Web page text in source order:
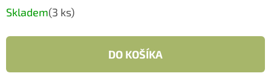
Jednotková
cena:
Skladem(3 ks)
DO KOŠÍKA